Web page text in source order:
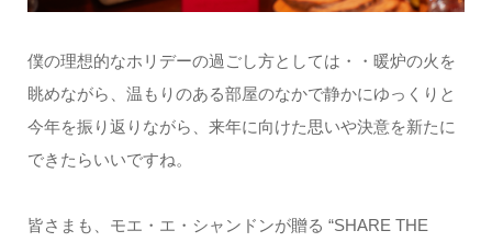
僕の理想的なホリデーの過ごし方としては・・暖炉の火を
眺めながら、温もりのある部屋のなかで静かにゆっくりと
今年を振り返りながら、来年に向けた思いや決意を新たに
できたらいいですね。
皆さまも、モエ・エ・シャンドンが贈る “SHARE THE